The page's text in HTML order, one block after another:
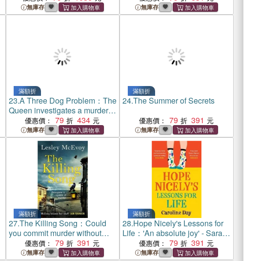
無庫存 無庫存
滿額折
23.A Three Dog Problem：The
Queen investigates a murder at
Buckingham Palace
優惠價： 79 434
無庫存
滿額折
24.The Summer of Secrets
優惠價： 79 391
無庫存
滿額折
27.The Killing Song：Could
you commit murder without
realising?
優惠價： 79 391
無庫存
滿額折
28.Hope Nicely's Lessons for
Life：'An absolute joy' - Sarah
Haywood
優惠價： 79 391
無庫存